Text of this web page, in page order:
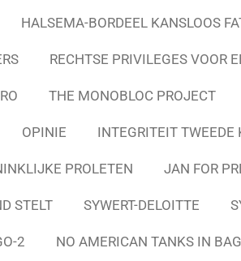
HALSEMA-BORDEEL KANSLOOS
RECHTSE PRIVILEGES VOOR
THE MONOBLOC PROJECT
OPINIE INTEGRITEIT TWEEDE
PROLETEN JAN FOR
STELT SYWERT-DELOITTE
2 NO AMERICAN TANKS IN